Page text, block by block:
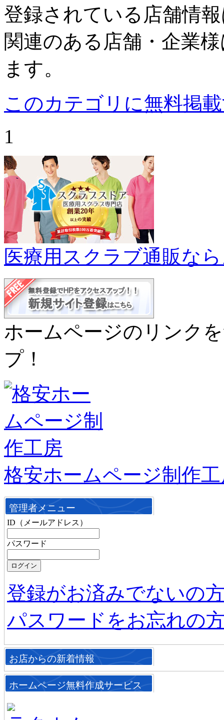
登録されている店舗情
関連のある店舗・企業
ます。
このカテゴリに無料掲
1
医療用スクラブ通販な
ホームページのリンク
プ！
格安ホームページ制作
管理者メニュー
ID（メールアドレス）
パスワード
登録がお済みでないの
パスワードをお忘れの
お店からの新着情報
ホームページ無料作成サービス